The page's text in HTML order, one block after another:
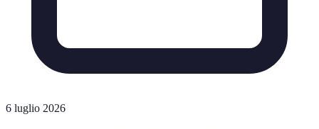
6 luglio 2026